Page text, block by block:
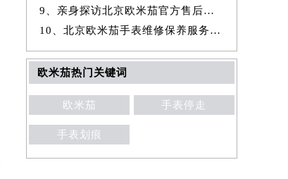
9、亲身探访北京欧米茄官方售后服务中心｜详细地址及服务电话（2026年7
10、北京欧米茄手表维修保养服务权威公示（2026年7月最新）
欧米茄热门关键词
欧米茄 手表停走
手表划痕